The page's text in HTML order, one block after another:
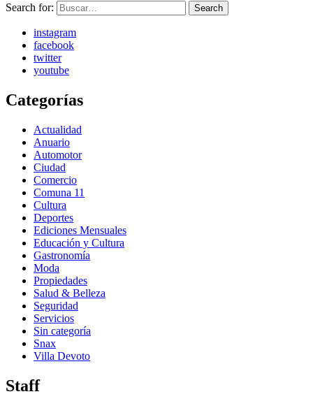
Search for: Search
instagram
facebook
twitter
youtube
Categorías
Actualidad
Anuario
Automotor
Ciudad
Comercio
Comuna 11
Cultura
Deportes
Ediciones Mensuales
Educación y Cultura
Gastronomía
Moda
Propiedades
Salud & Belleza
Seguridad
Servicios
Sin categoría
Snax
Villa Devoto
Staff